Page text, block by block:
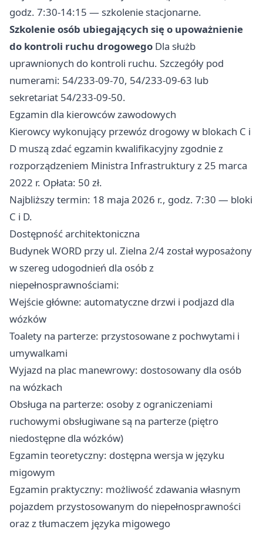
godz. 7:30-14:15 — szkolenie stacjonarne.
Szkolenie osób ubiegających się o upoważnienie
do kontroli ruchu drogowego Dla służb
uprawnionych do kontroli ruchu. Szczegóły pod
numerami: 54/233-09-70, 54/233-09-63 lub
sekretariat 54/233-09-50.
Egzamin dla kierowców zawodowych
Kierowcy wykonujący przewóz drogowy w blokach C i
D muszą zdać egzamin kwalifikacyjny zgodnie z
rozporządzeniem Ministra Infrastruktury z 25 marca
2022 r. Opłata: 50 zł.
Najbliższy termin: 18 maja 2026 r., godz. 7:30 — bloki
C i D.
Dostępność architektoniczna
Budynek WORD przy ul. Zielna 2/4 został wyposażony
w szereg udogodnień dla osób z
niepełnosprawnościami:
Wejście główne: automatyczne drzwi i podjazd dla
wózków
Toalety na parterze: przystosowane z pochwytami i
umywalkami
Wyjazd na plac manewrowy: dostosowany dla osób
na wózkach
Obsługa na parterze: osoby z ograniczeniami
ruchowymi obsługiwane są na parterze (piętro
niedostępne dla wózków)
Egzamin teoretyczny: dostępna wersja w języku
migowym
Egzamin praktyczny: możliwość zdawania własnym
pojazdem przystosowanym do niepełnosprawności
oraz z tłumaczem języka migowego